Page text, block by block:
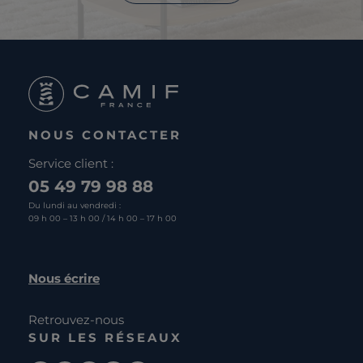
NOUS CONTACTER
Service client :
05 49 79 98 88
Du lundi au vendredi :
09 h 00 – 13 h 00 / 14 h 00 – 17 h 00
Nous écrire
Retrouvez-nous
SUR LES RÉSEAUX